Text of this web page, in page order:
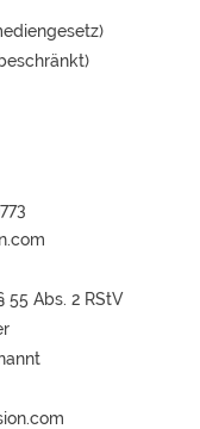
Abs. 2 RStV